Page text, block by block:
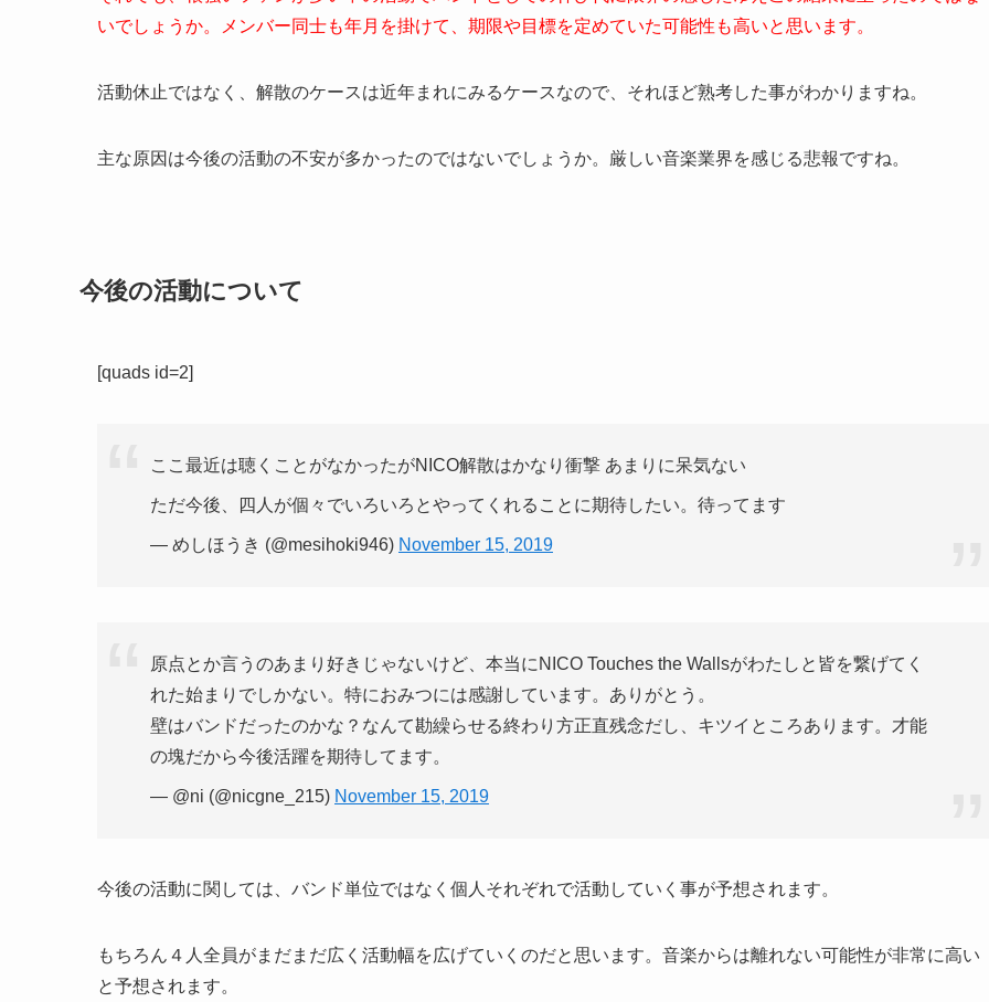
いでしょうか。メンバー同士も年月を掛けて、期限や目標を定めていた可能性も高いと思います。
活動休止ではなく、解散のケースは近年まれにみるケースなので、それほど熟考した事がわかりますね。
主な原因は今後の活動の不安が多かったのではないでしょうか。厳しい音楽業界を感じる悲報ですね。
今後の活動について
[quads id=2]
ここ最近は聴くことがなかったがNICO解散はかなり衝撃 あまりに呆気ない
ただ今後、四人が個々でいろいろとやってくれることに期待したい。待ってます
— めしほうき (@mesihoki946) November 15, 2019
原点とか言うのあまり好きじゃないけど、本当にNICO Touches the Wallsがわたしと皆を繋げてく
れた始まりでしかない。特におみつには感謝しています。ありがとう。
壁はバンドだったのかな？なんて勘繰らせる終わり方正直残念だし、キツイところあります。才能
の塊だから今後活躍を期待してます。
— @ni (@nicgne_215) November 15, 2019
今後の活動に関しては、バンド単位ではなく個人それぞれで活動していく事が予想されます。
もちろん４人全員がまだまだ広く活動幅を広げていくのだと思います。音楽からは離れない可能性が非常に高い
と予想されます。